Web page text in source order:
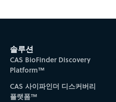
솔루션
CAS BioFinder Discovery
Platform™
CAS 사이파인더 디스커버리
플랫폼™